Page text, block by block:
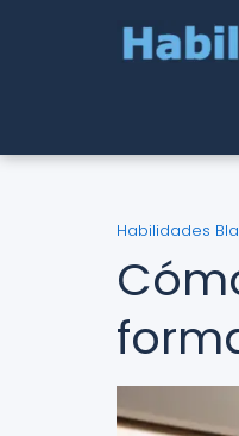
Habilidades